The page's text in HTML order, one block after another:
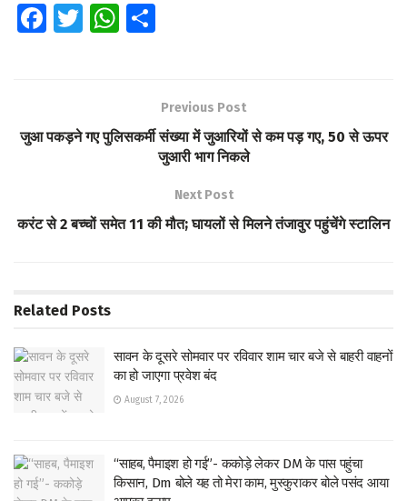
Fa
o
T
W
A
e
Previous Post
जुआ पकड़ने गए पुलिसकर्मी संख्या में जुआरियों से कम पड़ गए, 50 से ऊपर
जुआरी भाग निकले
Next Post
करंट से 2 बच्चों समेत 11 की मौत; घायलों से मिलने तंजावुर पहुंचेंगे स्टालिन
Related Posts
सावन के दूसरे सोमवार पर रविवार शाम चार बजे से बाहरी वाहनों
का हो जाएगा प्रवेश बंद
August 7, 2026
“साहब, पैमाइश हो गई”- ककोड़े लेकर DM के पास पहुंचा
किसान, Dm बोले यह तो मेरा काम, मुस्कुराकर बोले पसंद आया